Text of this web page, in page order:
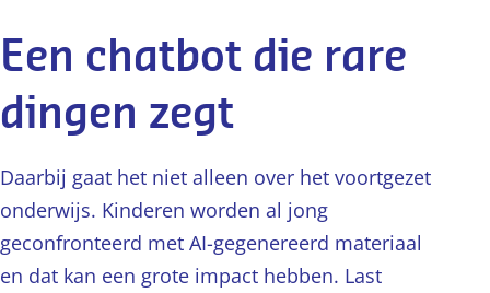
Een chatbot die rare
dingen zegt
Daarbij gaat het niet alleen over het voortgezet
onderwijs. Kinderen worden al jong
geconfronteerd met AI-gegenereerd materiaal
en dat kan een grote impact hebben. Last